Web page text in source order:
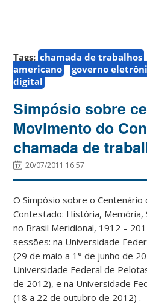
Tags: chamada de trabalhos
americano
governo
digital
Simpósio sobre
Movimento do
chamada de
20/07/2011 16:57
O Simpósio sobre o
Contestado: História, Memória,
no Brasil Meridional, 1912 –
sessões: na Universidade
(29 de maio a 1° de junho de
Universidade Federal de
de 2012), e na Universidade
(18 a 22 de outubro de 2012) .